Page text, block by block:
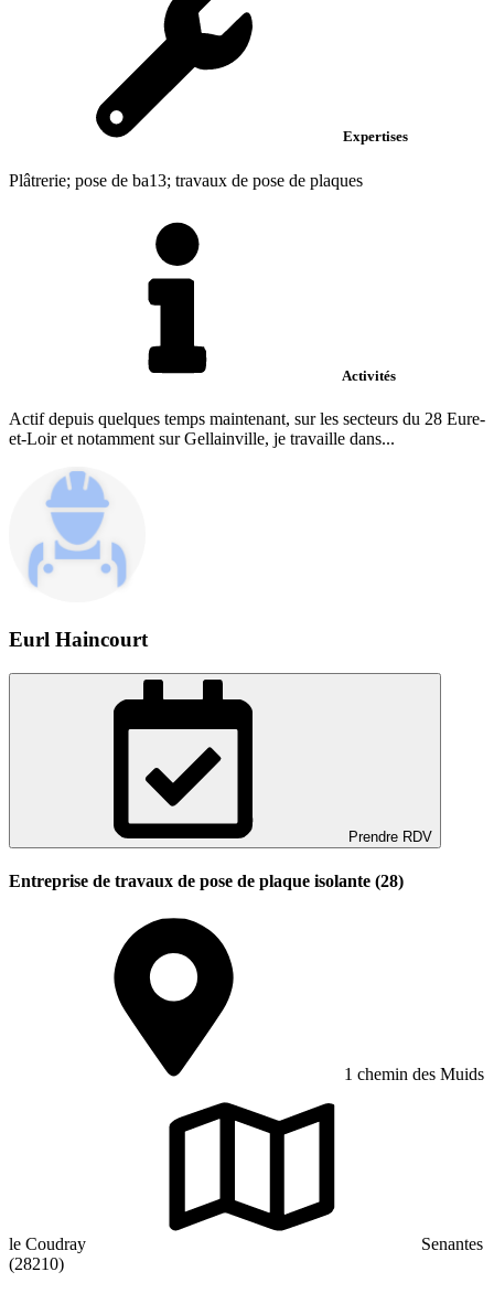
Expertises
Plâtrerie; pose de ba13; travaux de pose de plaques
Activités
Actif depuis quelques temps maintenant, sur les secteurs du 28 Eure-
et-Loir et notamment sur Gellainville, je travaille dans...
Eurl Haincourt
Prendre RDV
Entreprise de travaux de pose de plaque isolante (28)
1 chemin des Muids
le Coudray
Senantes
(28210)